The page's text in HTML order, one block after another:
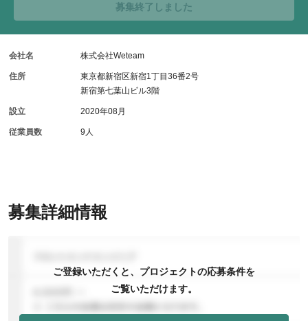
募集詳細情報
ご登録いただくと、プロジェクトの応募条件を
ご覧いただけます。
募集終了しました
会社名 株式会社Weteam
住所
東京都新宿区新宿1丁目36番2号
新宿第七葉山ビル3階
設立 2020年08月
従業員数 9人